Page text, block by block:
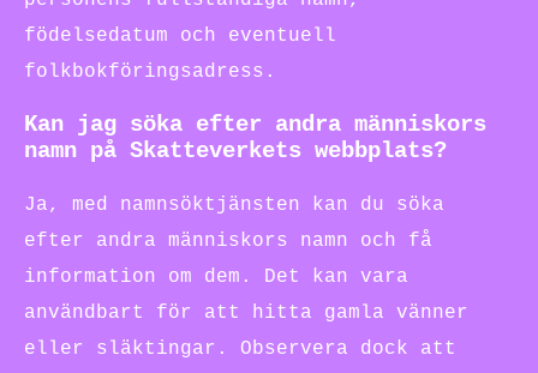
födelsedatum och eventuell
folkbokföringsadress.
Kan jag söka efter andra människors
namn på Skatteverkets webbplats?
Ja, med namnsöktjänsten kan du söka
efter andra människors namn och få
information om dem. Det kan vara
användbart för att hitta gamla vänner
eller släktingar. Observera dock att